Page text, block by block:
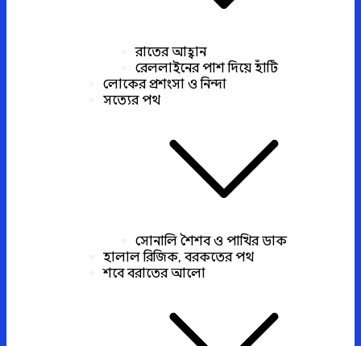
রাতের আহ্বান
রেললাইনের পাশ দিয়ে হাঁটি
লোকের প্রশংসা ও নিন্দা
সত্যের পথ
সোনালি শৈশব ও পাখির ডাক
হালাল রিজিক, বরকতের পথ
শবে বরাতের আলো